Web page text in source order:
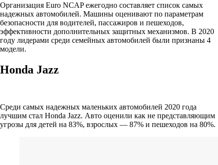
Организация Euro NCAP ежегодно составляет список самых
надежных автомобилей. Машины оценивают по параметрам
безопасности для водителей, пассажиров и пешеходов,
эффективности дополнительных защитных механизмов. В 2020
году лидерами среди семейных автомобилей были признаны 4
модели.
Honda Jazz
Среди самых надежных маленьких автомобилей 2020 года
лучшим стал Honda Jazz. Авто оценили как не представляющим
угрозы для детей на 83%, взрослых — 87% и пешеходов на 80%.